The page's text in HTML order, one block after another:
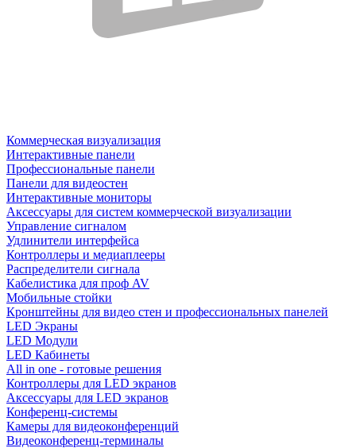
Коммерческая визуализация
Интерактивные панели
Профессиональные панели
Панели для видеостен
Интерактивные мониторы
Аксессуары для систем коммерческой визуализации
Управление сигналом
Удлинители интерфейса
Контроллеры и медиаплееры
Распределители сигнала
Кабелистика для проф AV
Мобильные стойки
Кронштейны для видео стен и профессиональных панелей
LED Экраны
LED Модули
LED Кабинеты
All in one - готовые решения
Контроллеры для LED экранов
Аксессуары для LED экранов
Конференц-системы
Камеры для видеоконференций
Видеоконференц-терминалы